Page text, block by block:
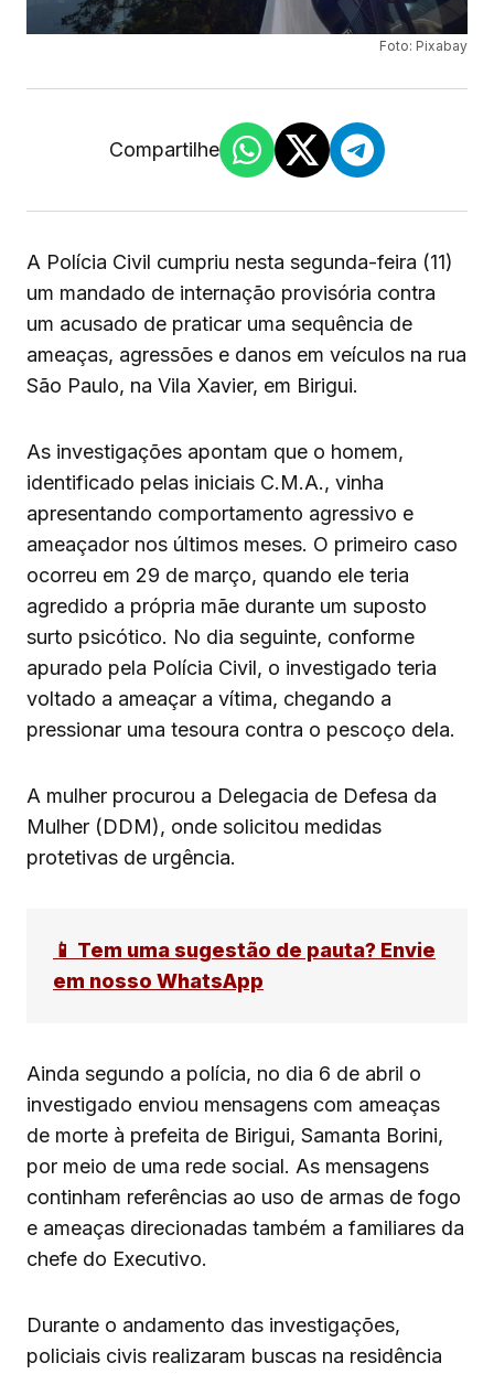
Foto: Pixabay
Compartilhe
A Polícia Civil cumpriu nesta segunda-feira (11)
um mandado de internação provisória contra
um acusado de praticar uma sequência de
ameaças, agressões e danos em veículos na rua
São Paulo, na Vila Xavier, em Birigui.
As investigações apontam que o homem,
identificado pelas iniciais C.M.A., vinha
apresentando comportamento agressivo e
ameaçador nos últimos meses. O primeiro caso
ocorreu em 29 de março, quando ele teria
agredido a própria mãe durante um suposto
surto psicótico. No dia seguinte, conforme
apurado pela Polícia Civil, o investigado teria
voltado a ameaçar a vítima, chegando a
pressionar uma tesoura contra o pescoço dela.
A mulher procurou a Delegacia de Defesa da
Mulher (DDM), onde solicitou medidas
protetivas de urgência.
📱 Tem uma sugestão de pauta? Envie
em nosso WhatsApp
Ainda segundo a polícia, no dia 6 de abril o
investigado enviou mensagens com ameaças
de morte à prefeita de Birigui, Samanta Borini,
por meio de uma rede social. As mensagens
continham referências ao uso de armas de fogo
e ameaças direcionadas também a familiares da
chefe do Executivo.
Durante o andamento das investigações,
policiais civis realizaram buscas na residência